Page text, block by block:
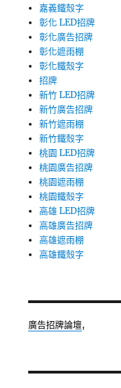
嘉義鐵殼字
彰化 LED招牌
彰化廣告招牌
彰化遮雨棚
彰化鐵殼字
招牌
新竹 LED招牌
新竹廣告招牌
新竹遮雨棚
新竹鐵殼字
桃園 LED招牌
桃園廣告招牌
桃園遮雨棚
桃園鐵殼字
高雄 LED招牌
高雄廣告招牌
高雄遮雨棚
高雄鐵殼字
廣告招牌論壇,